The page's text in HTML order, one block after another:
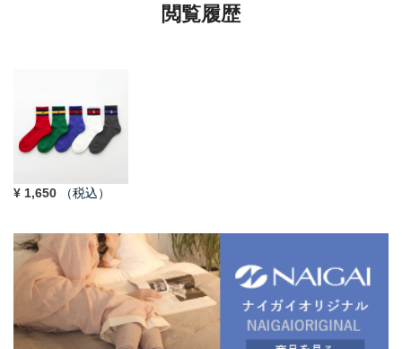
閲覧履歴
¥ 1,650 （税込）